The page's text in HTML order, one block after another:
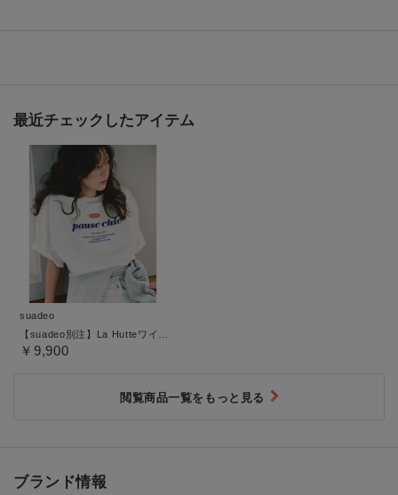
ブランド情報
最近チェックしたアイテム
suadeo
￥9,900
閲覧商品一覧をもっと見る